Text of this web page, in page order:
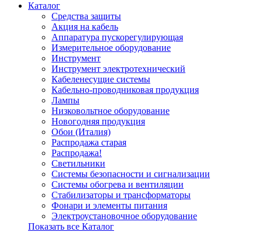
Каталог
Cредства защиты
Акция на кабель
Аппаратура пускорегулирующая
Измерительное оборудование
Инструмент
Инструмент электротехнический
Кабеленесущие системы
Кабельно-проводниковая продукция
Лампы
Низковольтное оборудование
Новогодняя продукция
Обои (Италия)
Распродажа старая
Распродажа!
Светильники
Системы безопасности и сигнализации
Системы обогрева и вентиляции
Стабилизаторы и трансформаторы
Фонари и элементы питания
Электроустановочное оборудование
Показать все Каталог